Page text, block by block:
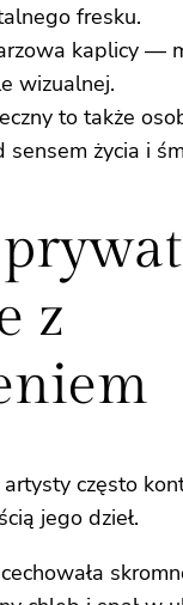
fresku.
kaplicy —
wizualnej.
to także
sensem życia i
z
często
jego dzieł.
cechowała